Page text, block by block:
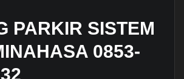
PARKIR SISTEM
0853-